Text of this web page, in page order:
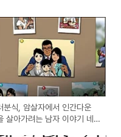
분식, 암살자에서 인간다운
살아가려는 남자 이야기 네